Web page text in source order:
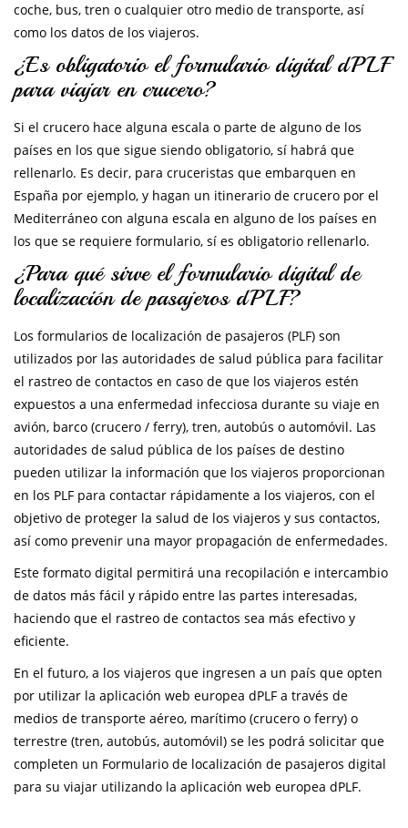
coche, bus, tren o cualquier otro medio de transporte, así
como los datos de los viajeros.
¿Es obligatorio el formulario digital dPLF
para viajar en crucero?
Si el crucero hace alguna escala o parte de alguno de los
países en los que sigue siendo obligatorio, sí habrá que
rellenarlo. Es decir, para cruceristas que embarquen en
España por ejemplo, y hagan un itinerario de crucero por el
Mediterráneo con alguna escala en alguno de los países en
los que se requiere formulario, sí es obligatorio rellenarlo.
¿Para qué sirve el formulario digital de
localización de pasajeros dPLF?
Los formularios de localización de pasajeros (PLF) son
utilizados por las autoridades de salud pública para facilitar
el rastreo de contactos en caso de que los viajeros estén
expuestos a una enfermedad infecciosa durante su viaje en
avión, barco (crucero / ferry), tren, autobús o automóvil. Las
autoridades de salud pública de los países de destino
pueden utilizar la información que los viajeros proporcionan
en los PLF para contactar rápidamente a los viajeros, con el
objetivo de proteger la salud de los viajeros y sus contactos,
así como prevenir una mayor propagación de enfermedades.
Este formato digital permitirá una recopilación e intercambio
de datos más fácil y rápido entre las partes interesadas,
haciendo que el rastreo de contactos sea más efectivo y
eficiente.
En el futuro, a los viajeros que ingresen a un país que opten
por utilizar la aplicación web europea dPLF a través de
medios de transporte aéreo, marítimo (crucero o ferry) o
terrestre (tren, autobús, automóvil) se les podrá solicitar que
completen un Formulario de localización de pasajeros digital
para su viajar utilizando la aplicación web europea dPLF.